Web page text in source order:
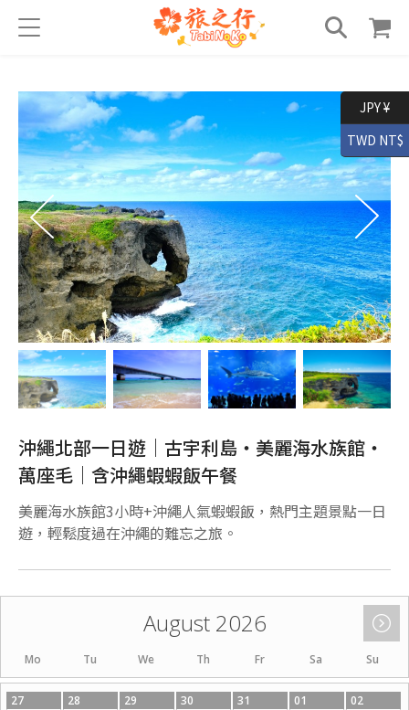
沖繩北部一日遊｜古宇利島・美麗海水族館・
萬座毛｜含沖繩蝦蝦飯午餐
美麗海水族館3小時+沖繩人氣蝦蝦飯，熱門主題景點一日
遊，輕鬆度過在沖繩的難忘之旅。
August 2026
Mo Tu We Th Fr Sa Su
27 28 29 30 31 01 02
JPY ¥
TWD NT$